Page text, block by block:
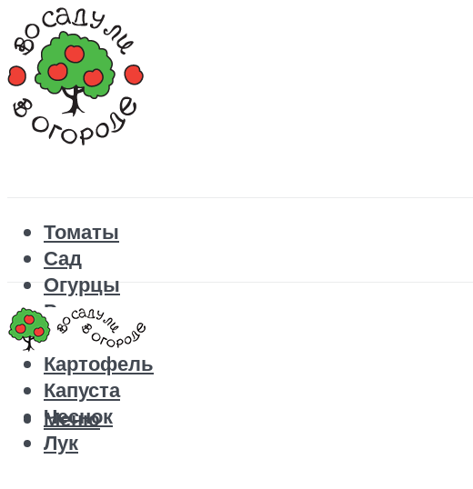
Томаты
Сад
Огурцы
Рецепты
Перец
Картофель
Капуста
Чеснок
Лук
Меню